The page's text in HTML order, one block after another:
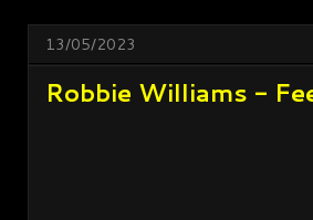
13/05/2023
Robbie Williams -